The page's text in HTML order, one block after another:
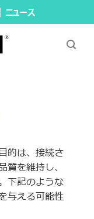
的は、接続さ
を維持し、
下記のような
与える可能性